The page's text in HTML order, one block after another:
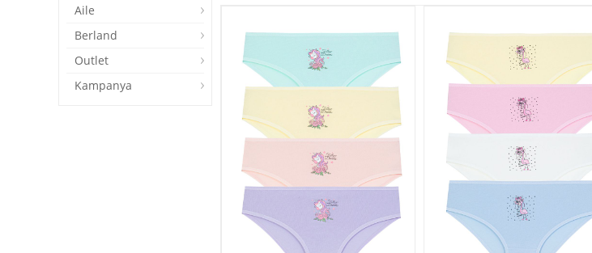
Aile
Berland
Outlet
Kampanya